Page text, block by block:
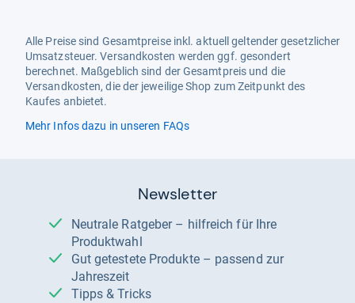
Alle Preise sind Gesamtpreise inkl. aktuell geltender gesetzlicher
Umsatzsteuer. Versandkosten werden ggf. gesondert
berechnet. Maßgeblich sind der Gesamtpreis und die
Versandkosten, die der jeweilige Shop zum Zeitpunkt des
Kaufes anbietet.
Mehr Infos dazu in unseren FAQs
Newsletter
Neutrale Ratgeber – hilfreich für Ihre
Produktwahl
Gut getestete Produkte – passend zur
Jahreszeit
Tipps & Tricks